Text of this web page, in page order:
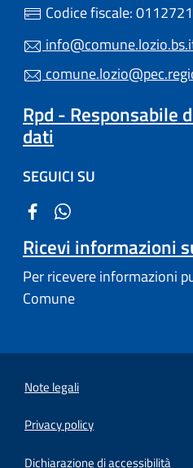
Codice fiscale:
Rpd - Responsabile
dati
SEGUICI SU
Ricevi informazioni
Per ricevere informazioni
Comune
Note legali
Privacy policy
Dichiarazione di accessibilità